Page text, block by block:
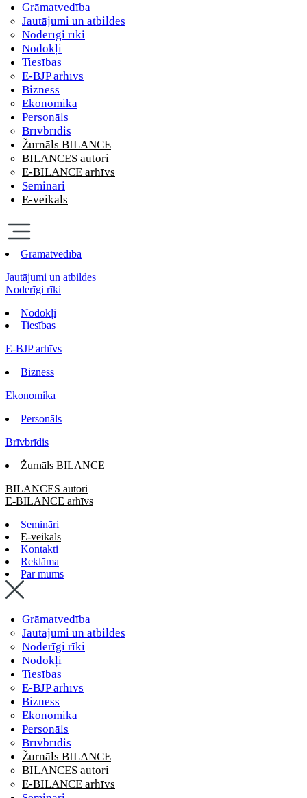
Grāmatvedība
Jautājumi un atbildes
Noderīgi rīki
Nodokļi
Tiesības
E-BJP arhīvs
Bizness
Ekonomika
Personāls
Brīvbrīdis
Žurnāls BILANCE
BILANCES autori
E-BILANCE arhīvs
Semināri
E-veikals
Grāmatvedība
Jautājumi un atbildes
Noderīgi rīki
Nodokļi
Tiesības
E-BJP arhīvs
Bizness
Ekonomika
Personāls
Brīvbrīdis
Žurnāls BILANCE
BILANCES autori
E-BILANCE arhīvs
Semināri
E-veikals
Kontakti
Reklāma
Par mums
Grāmatvedība
Jautājumi un atbildes
Noderīgi rīki
Nodokļi
Tiesības
E-BJP arhīvs
Bizness
Ekonomika
Personāls
Brīvbrīdis
Žurnāls BILANCE
BILANCES autori
E-BILANCE arhīvs